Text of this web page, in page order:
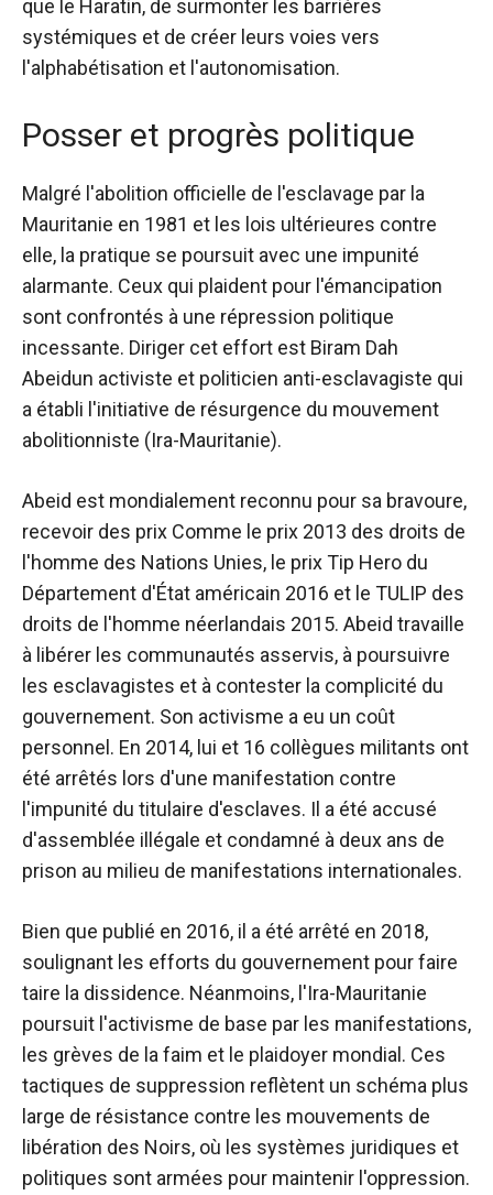
que le Haratin, de surmonter les barrières
systémiques et de créer leurs voies vers
l'alphabétisation et l'autonomisation.
Posser et progrès politique
Malgré l'abolition officielle de l'esclavage par la
Mauritanie en 1981 et les lois ultérieures contre
elle, la pratique se poursuit avec une impunité
alarmante. Ceux qui plaident pour l'émancipation
sont confrontés à une répression politique
incessante. Diriger cet effort est Biram Dah
Abeidun activiste et politicien anti-esclavagiste qui
a établi l'initiative de résurgence du mouvement
abolitionniste (Ira-Mauritanie).
Abeid est mondialement reconnu pour sa bravoure,
recevoir des prix Comme le prix 2013 des droits de
l'homme des Nations Unies, le prix Tip Hero du
Département d'État américain 2016 et le TULIP des
droits de l'homme néerlandais 2015. Abeid travaille
à libérer les communautés asservis, à poursuivre
les esclavagistes et à contester la complicité du
gouvernement. Son activisme a eu un coût
personnel. En 2014, lui et 16 collègues militants ont
été arrêtés lors d'une manifestation contre
l'impunité du titulaire d'esclaves. Il a été accusé
d'assemblée illégale et condamné à deux ans de
prison au milieu de manifestations internationales.
Bien que publié en 2016, il a été arrêté en 2018,
soulignant les efforts du gouvernement pour faire
taire la dissidence. Néanmoins, l'Ira-Mauritanie
poursuit l'activisme de base par les manifestations,
les grèves de la faim et le plaidoyer mondial. Ces
tactiques de suppression reflètent un schéma plus
large de résistance contre les mouvements de
libération des Noirs, où les systèmes juridiques et
politiques sont armées pour maintenir l'oppression.